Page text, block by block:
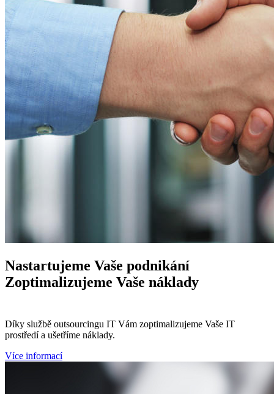
Nastartujeme Vaše podnikání
Zoptimalizujeme Vaše náklady
Díky službě outsourcingu IT Vám zoptimalizujeme Vaše IT
prostředí a ušetříme náklady.
Více informací